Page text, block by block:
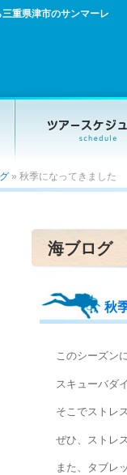
重県津市のサンマーレ
» 秋季になってきました
海ブログ
秋
このシーズン
スキューバダ
そこでストレ
ぜひ、ストレ
また、タブレ